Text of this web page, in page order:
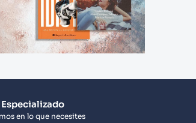
en lo que necesites